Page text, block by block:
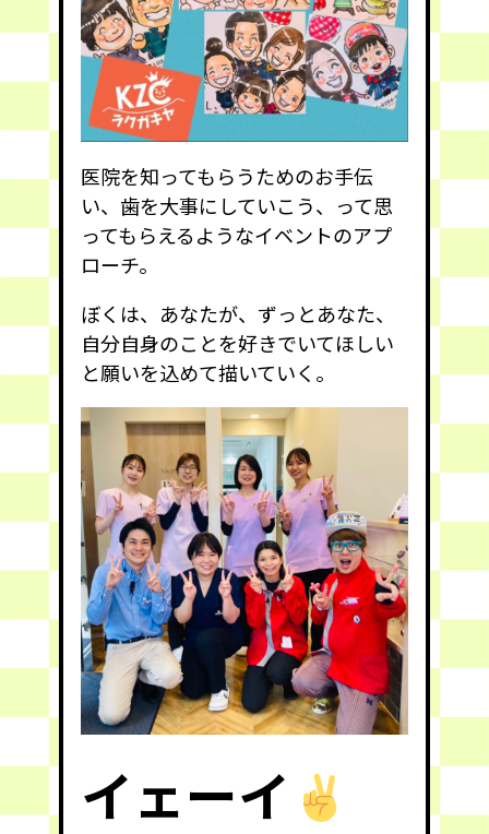
医院を知ってもらうためのお手伝
い、歯を大事にしていこう、って思
ってもらえるようなイベントのアプ
ローチ。
ぼくは、あなたが、ずっとあなた、
自分自身のことを好きでいてほしい
と願いを込めて描いていく。
イェーイ